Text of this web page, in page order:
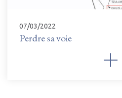
07/03/2022
Perdre sa voie